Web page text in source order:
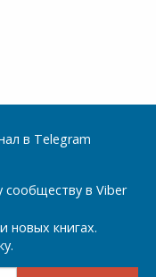
в Telegram
в Viber
новых книгах.